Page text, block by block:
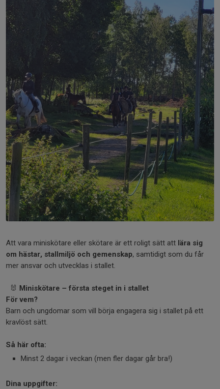
Att vara miniskötare eller skötare är ett roligt sätt att lära sig
om hästar, stallmiljö och gemenskap, samtidigt som du får
mer ansvar och utvecklas i stallet.
🐰 Miniskötare – första steget in i stallet
För vem?
Barn och ungdomar som vill börja engagera sig i stallet på ett
kravlöst sätt.
Så här ofta:
Minst 2 dagar i veckan (men fler dagar går bra!)
Dina uppgifter: